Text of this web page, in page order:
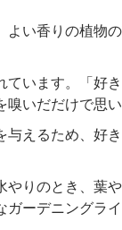
い香りの植物
います。「好
いだだけで思
えるため、好
りのとき、葉
ーデニングライ